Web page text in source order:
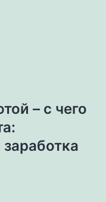
– с чего